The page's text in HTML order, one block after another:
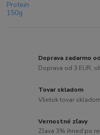
Doprava zadarmo
Doprava od 3 EUR,
Tovar skladom
Všetok tovar
Vernostné zľavy
Zľava 3% ihneď po